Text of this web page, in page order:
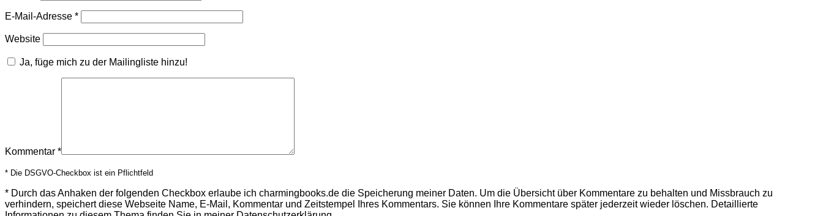
E-Mail-Adresse *
Website
Ja, füge mich zu der Mailingliste hinzu!
Kommentar *
* Die DSGVO-Checkbox ist ein Pflichtfeld
* Durch das Anhaken der folgenden Checkbox erlaube ich charmingbooks.de die Speicherung meiner Daten. Um die Übersicht über Kommentare zu behalten und Missbrauch zu
verhindern, speichert diese Webseite Name, E-Mail, Kommentar und Zeitstempel Ihres Kommentars. Sie können Ihre Kommentare später jederzeit wieder löschen. Detaillierte